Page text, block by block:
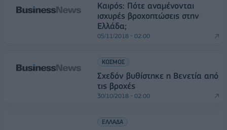
Καιρός: Πότε αναμένονται
ισχυρές βροχοπτώσεις στην
Ελλάδα;
05/11/2018 - 02:00
ΚΟΣΜΟΣ
Σχεδόν βυθίστηκε η Βενετία από
τις βροχές
30/10/2018 - 02:00
ΕΛΛΑΔΑ